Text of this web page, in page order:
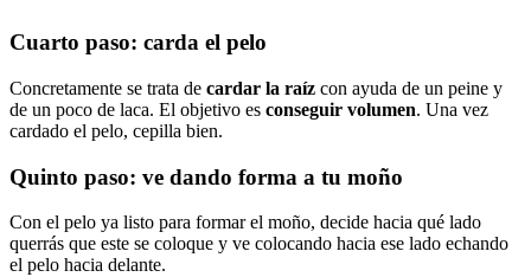
Cuarto paso: carda el pelo
Concretamente se trata de cardar la raíz con ayuda de un peine y
de un poco de laca. El objetivo es conseguir volumen. Una vez
cardado el pelo, cepilla bien.
Quinto paso: ve dando forma a tu moño
Con el pelo ya listo para formar el moño, decide hacia qué lado
querrás que este se coloque y ve colocando hacia ese lado echando
el pelo hacia delante.